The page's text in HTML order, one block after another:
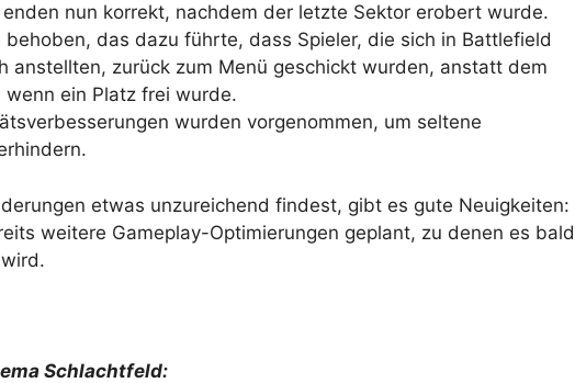
nun korrekt, nachdem der letzte Sektor erobert wurde.
behoben, das dazu führte, dass Spieler, die sich in Battlefield
anstellten, zurück zum Menü geschickt wurden, anstatt dem
ein Platz frei wurde.
wurden vorgenommen, um seltene
etwas unzureichend findest, gibt es gute Neuigkeiten:
weitere Gameplay-Optimierungen geplant, zu denen es bald
Schlachtfeld: